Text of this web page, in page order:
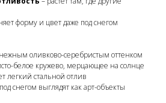
форму и цвет даже под снегом
оливково-серебристым оттенком
белое кружево, мерцающее на солнце
легкий стальной отлив
снегом выглядят как арт-объекты